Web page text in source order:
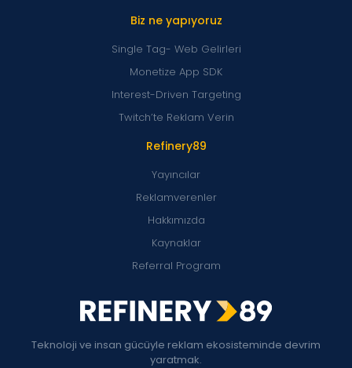
Teknoloji ve insan gücüyle reklam ekosisteminde devrim
yaratmak.
Refinery89
Yayıncılar
Reklamverenler
Hakkımızda
Kaynaklar
Referral Program
Biz ne yapıyoruz
Single Tag- Web Gelirleri
Monetize App SDK
Interest-Driven Targeting
Twitch’te Reklam Verin